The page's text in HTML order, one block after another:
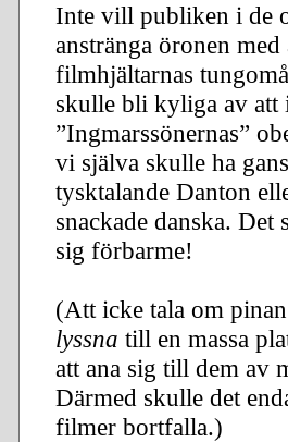
Inte vill publiken i de
anstränga öronen
filmhjältarnas
skulle bli kyliga av att
”Ingmarssönernas”
vi själva skulle ha
tysktalande Danton
snackade danska.
sig förbarme!
(Att icke tala om
lyssna till en massa
att ana sig till dem av
Därmed skulle det
filmer bortfalla.)